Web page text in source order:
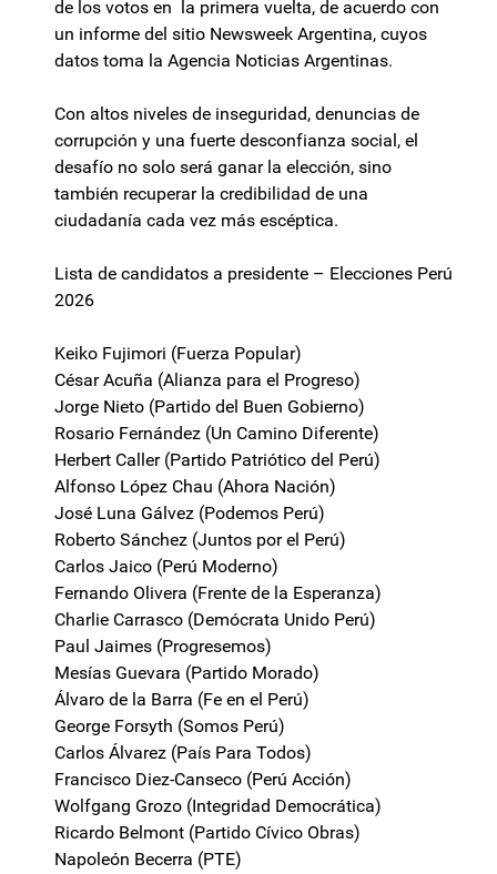
de los votos en la primera vuelta, de acuerdo con
un informe del sitio Newsweek Argentina, cuyos
datos toma la Agencia Noticias Argentinas.
Con altos niveles de inseguridad, denuncias de
corrupción y una fuerte desconfianza social, el
desafío no solo será ganar la elección, sino
también recuperar la credibilidad de una
ciudadanía cada vez más escéptica.
Lista de candidatos a presidente – Elecciones Perú
2026
Keiko Fujimori (Fuerza Popular)
César Acuña (Alianza para el Progreso)
Jorge Nieto (Partido del Buen Gobierno)
Rosario Fernández (Un Camino Diferente)
Herbert Caller (Partido Patriótico del Perú)
Alfonso López Chau (Ahora Nación)
José Luna Gálvez (Podemos Perú)
Roberto Sánchez (Juntos por el Perú)
Carlos Jaico (Perú Moderno)
Fernando Olivera (Frente de la Esperanza)
Charlie Carrasco (Demócrata Unido Perú)
Paul Jaimes (Progresemos)
Mesías Guevara (Partido Morado)
Álvaro de la Barra (Fe en el Perú)
George Forsyth (Somos Perú)
Carlos Álvarez (País Para Todos)
Francisco Diez-Canseco (Perú Acción)
Wolfgang Grozo (Integridad Democrática)
Ricardo Belmont (Partido Cívico Obras)
Napoleón Becerra (PTE)